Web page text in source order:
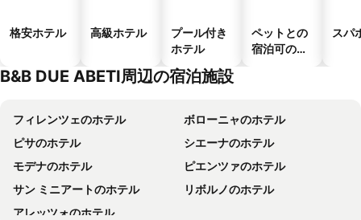
格安ホテル 高級ホテル
プール付き
ホテル
ペットとの
宿泊可のホ
スパ
B&B DUE ABETI周辺の宿泊施設
フィレンツェのホテル
ボローニャのホテル
ピサのホテル
シエーナのホテル
モデナのホテル
ピエンツァのホテル
サン ミニアートのホテル
リボルノのホテル
アレッツォのホテル